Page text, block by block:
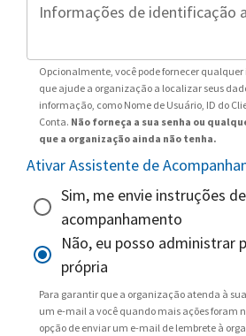
Opcionalmente, você pode fornecer
que ajude a organização a localizar seus
informação, como Nome de Usuário, ID do
Conta. Não forneça a sua senha ou
que a organização ainda não tenha.
Ativar Assistente de
Sim, me envie instruções de
acompanhamento
Não, eu posso administrar
própria
Para garantir que a organização atenda à
um e-mail a você quando mais ações foram
opção de enviar um e-mail de lembrete à